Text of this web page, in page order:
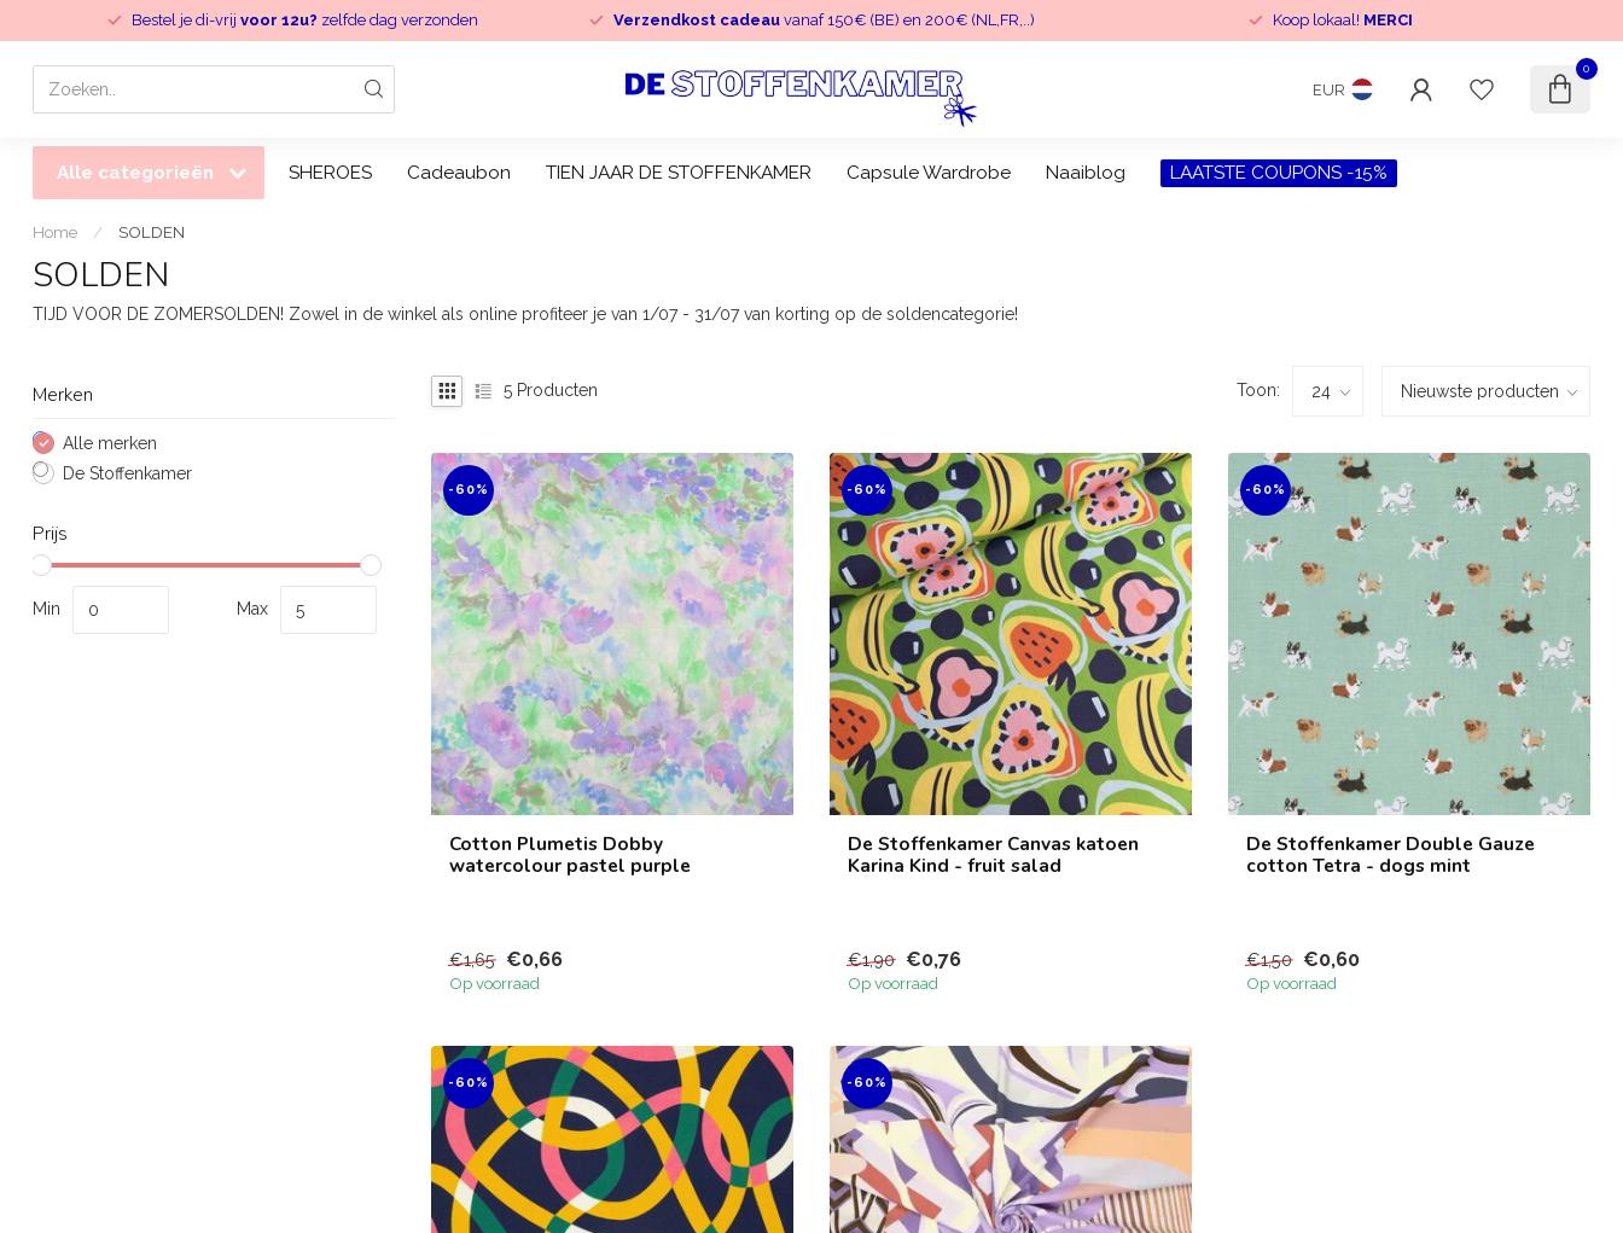
Bestel je di-vrij voor 12u? zelfde dag verzonden Verzendkost cadeauvanaf 150€ (BE) en 200€ (NL,FR,..) Koop lokaal! MERCI
EUR
0
Alle categorieën SHEROES Cadeaubon TIEN JAAR DE STOFFENKAMER Capsule Wardrobe Naaiblog LAATSTE COUPONS -15%
Home / SOLDEN
SOLDEN
TIJD VOOR DE ZOMERSOLDEN! Zowel in de winkel als online profiteer je van 1/07 - 31/07 van korting op de soldencategorie!
Merken
Alle merken
De Stoffenkamer
Prijs
Min Max
5 Producten Toon:
-60%
Cotton Plumetis Dobby
watercolour pastel purple
€1,65 €0,66
Op voorraad
-60%
De Stoffenkamer Canvas katoen
Karina Kind - fruit salad
€1,90 €0,76
Op voorraad
-60%
De Stoffenkamer Double Gauze
cotton Tetra - dogs mint
€1,50 €0,60
Op voorraad
-60% -60%